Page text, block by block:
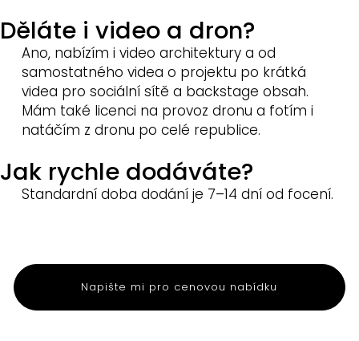
Děláte i video a dron?
Ano, nabízím i video architektury a od
samostatného videa o projektu po krátká
videa pro sociální sítě a backstage obsah.
Mám také licenci na provoz dronu a fotím i
natáčím z dronu po celé republice.
Jak rychle dodáváte?
Standardní doba dodání je 7–14 dní od focení.
Napište mi pro cenovou nabídku